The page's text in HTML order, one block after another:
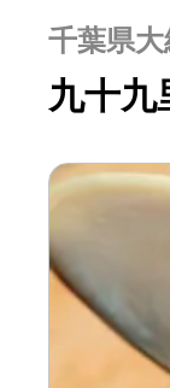
千葉県
九十